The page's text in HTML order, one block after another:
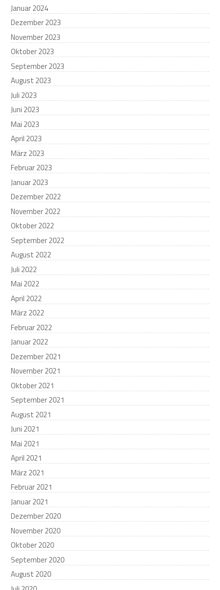
Januar 2024
Dezember 2023
November 2023
Oktober 2023
September 2023
August 2023
Juli 2023
Juni 2023
Mai 2023
April 2023
März 2023
Februar 2023
Januar 2023
Dezember 2022
November 2022
Oktober 2022
September 2022
August 2022
Juli 2022
Mai 2022
April 2022
März 2022
Februar 2022
Januar 2022
Dezember 2021
November 2021
Oktober 2021
September 2021
August 2021
Juni 2021
Mai 2021
April 2021
März 2021
Februar 2021
Januar 2021
Dezember 2020
November 2020
Oktober 2020
September 2020
August 2020